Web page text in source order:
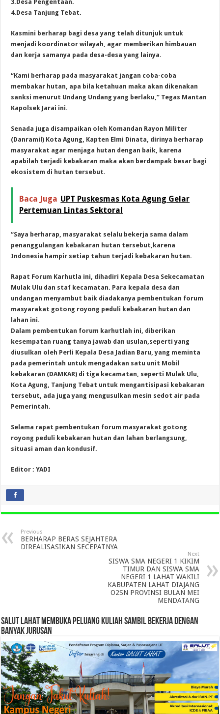
3.Desa Pengentaan.
4.Desa Tanjung Tebat.
Kasmini berharap bagi desa yang telah ditunjuk untuk
menjadi koordinator wilayah, agar memberikan himbauan
dan kerja samanya pada desa-desa yang lainya.
“Kami berharap pada masyarakat jangan coba-coba
membakar hutan, apa bila ketahuan maka akan dikenakan
sanksi menurut Undang Undang yang berlaku,” Tegas Mantan
Kapolsek Jarai ini.
Senada juga disampaikan oleh Komandan Rayon Militer
(Danramil) Kota Agung, Kapten Elmi Dinata, dirinya berharap
masyarakat agar menjaga hutan dengan baik, karena
apabilah terjadi kebakaran maka akan berdampak besar bagi
ekosistem di hutan tersebut.
Baca Juga UPT Puskesmas Kota Agung Gelar
Pertemuan Lintas Sektoral
“Saya berharap, masyarakat selalu bekerja sama dalam
penanggulangan kebakaran hutan tersebut,karena
Indonesia hampir setiap tahun terjadi kebakaran hutan.
Rapat Forum Karhutla ini, dihadiri Kepala Desa Sekecamatan
Mulak Ulu dan staf kecamatan. Para kepala desa dan
undangan menyambut baik diadakanya pembentukan forum
masyarakat gotong royong peduli kebakaran hutan dan
lahan ini.
Dalam pembentukan forum karhutlah ini, diberikan
kesempatan ruang tanya jawab dan usulan,seperti yang
diusulkan oleh Perli Kepala Desa Jadian Baru, yang meminta
pada pemerintah untuk mengadakan satu unit Mobil
kebakaran (DAMKAR) di tiga kecamatan, seperti Mulak Ulu,
Kota Agung, Tanjung Tebat untuk mengantisipasi kebakaran
tersebut, ada juga yang mengusulkan mesin sedot air pada
Pemerintah.
Selama rapat pembentukan forum masyarakat gotong
royong peduli kebakaran hutan dan lahan berlangsung,
situasi aman dan kondusif.
Editor : YADI
Previous
BERHARAP BERAS SEJAHTERA
DIREALISASIKAN SECEPATNYA
Next
SISWA SMA NEGERI 1 KIKIM
TIMUR DAN SISWA SMA
NEGERI 1 LAHAT WAKILI
KABUPATEN LAHAT DIAJANG
O2SN PROVINSI BULAN MEI
MENDATANG
SALUT LAHAT MEMBUKA PELUANG KULIAH SAMBIL BEKERJA DENGAN
BANYAK JURUSAN